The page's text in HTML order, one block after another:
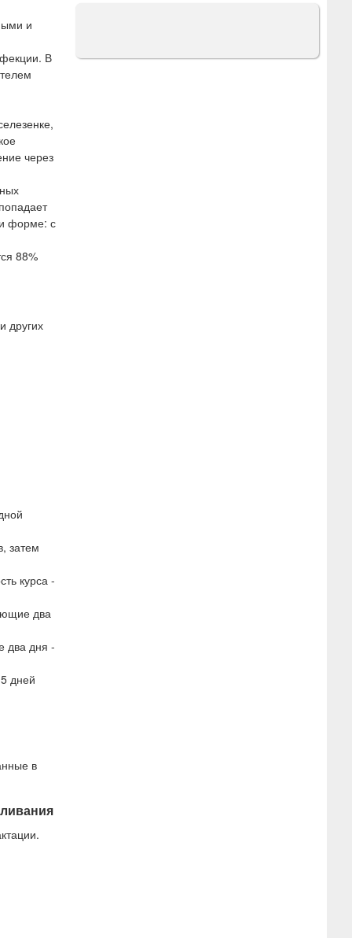
и
В
через
форме: с
88%
других
затем
курса -
два
два дня -
дней
в